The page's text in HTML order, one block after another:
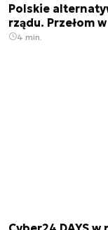
Polskie
rządu. Przełom
4 min.